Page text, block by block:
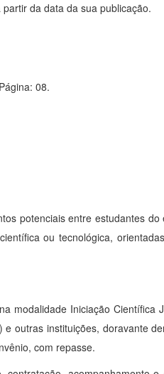
da data da sua publicação.
08.
potenciais entre estudantes
ou tecnológica,
modalidade Iniciação
outras instituições, doravante
com repasse.